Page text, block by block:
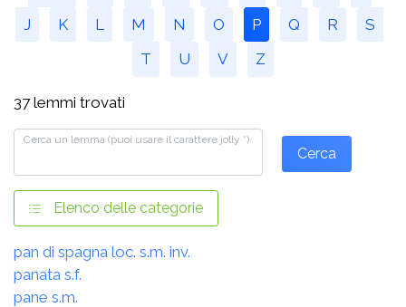
J
K L M N O P Q R
S
T
U V Z
37 lemmi trovati
Cerca un lemma (puoi usare il carattere jolly *)
Cerca
Elenco delle categorie
pan di spagna loc. s.m. inv.
panata s.f.
pane s.m.